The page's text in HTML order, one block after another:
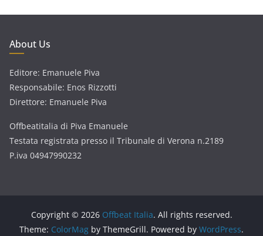
About Us
Editore: Emanuele Piva
Responsabile: Enos Rizzotti
Direttore: Emanuele Piva
Offbeatitalia di Piva Emanuele
Testata registrata presso il Tribunale di Verona n.2189
P.iva 04947990232
Copyright © 2026 Offbeat Italia. All rights reserved.
Theme: ColorMag by ThemeGrill. Powered by WordPress.